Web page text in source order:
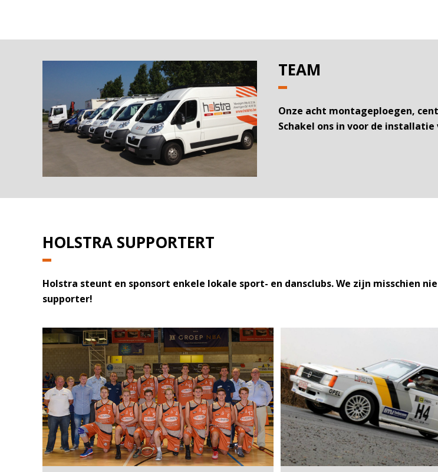
TEAM
Onze acht montageploegen,
Schakel ons in voor de
HOLSTRA SUPPORTERT
Holstra steunt en sponsort enkele lokale sport- en dansclubs. We zijn misschien
supporter!